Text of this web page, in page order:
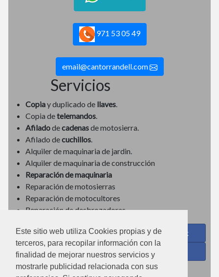
Este sitio web utiliza Cookies propias y de
terceros, para recopilar información con la
finalidad de mejorar nuestros servicios y
mostrarle publicidad relacionada con sus
971 53 05 49
email@cantorrandell.com
Servicios
Copiay duplicado de llaves.
Copia detelemandos.
Afiladodecadenasde motosierra.
Afilado decuchillos.
Alquiler de maquinaria de jardin.
Alquiler de maquinaria de construcción
Reparación de maquinaria
Reparación de motosierras
Reparación de motocultores
Reparación de desbrozadoras
Coses de Cuina - Menaje y hogar en Facebook
Ferreteria Torrandell en Facebook
Coses de Cuina en Instagram